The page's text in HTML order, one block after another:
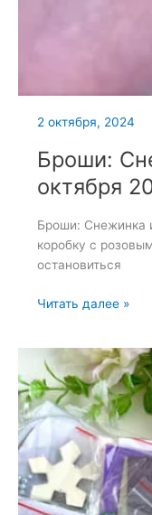
2 октября, 2024
Броши:
октября
Броши: Снежинка
коробку с
остановиться
Броши:
Звезда
—
2
октября
2024
Читать далее »